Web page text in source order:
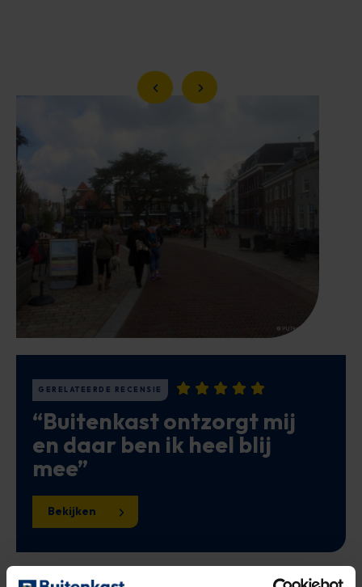
Vorige slideVolgende slide
“Buitenkast ontzorgt mij
en daar ben ik heel blij
mee”
GERELATEERDE RECENSIE
Bekijken